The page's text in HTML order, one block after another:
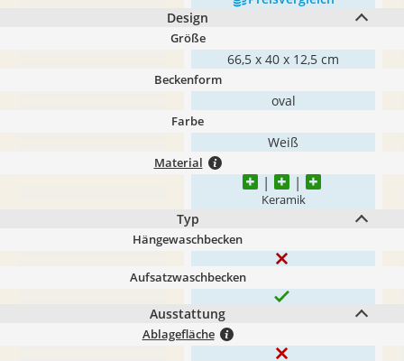
Design
Größe
66,5 x 40 x 12,5 cm
Beckenform
oval
Farbe
Weiß
Material
Keramik
Typ
Hängewaschbecken
Aufsatzwaschbecken
Ausstattung
Ablagefläche